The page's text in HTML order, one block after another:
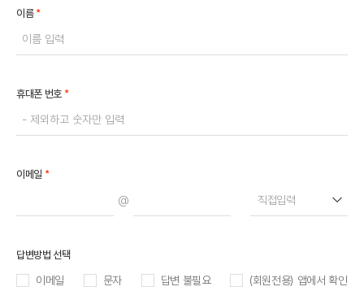
이름*
휴대폰 번호*
이메일 *
@ 직접입력
답변방법 선택
이메일 문자 답변 불필요 (회원전용) 앱에서 확인